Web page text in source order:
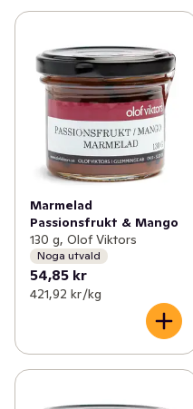
Marmelad
Passionsfrukt & Mango
130 g, Olof Viktors
Noga utvald
54,85 kr
421,92 kr /kg